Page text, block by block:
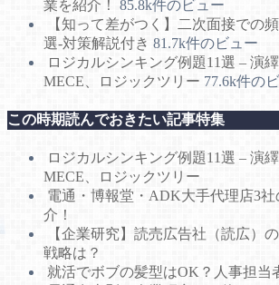
業を紹介！
85.8k件のビュー
【知って差がつく】二次面接での
選-対策解説付き 81.7k件のビュー
ロジカルシンキング例題11選 – 演
MECE、ロジックツリー 77.6k件の
この時期読んでおきたい記事特集
ロジカルシンキング例題11選 – 演
MECE、ロジックツリー
電通・博報堂・ADK大手代理店3
介！
【企業研究】読売広告社（読広）
戦略は？
就活でボブの髪型はOK？人事担当